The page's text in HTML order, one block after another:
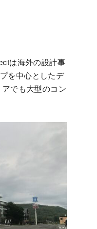
は海外の設計事
を中心としたデ
でも大型のコン